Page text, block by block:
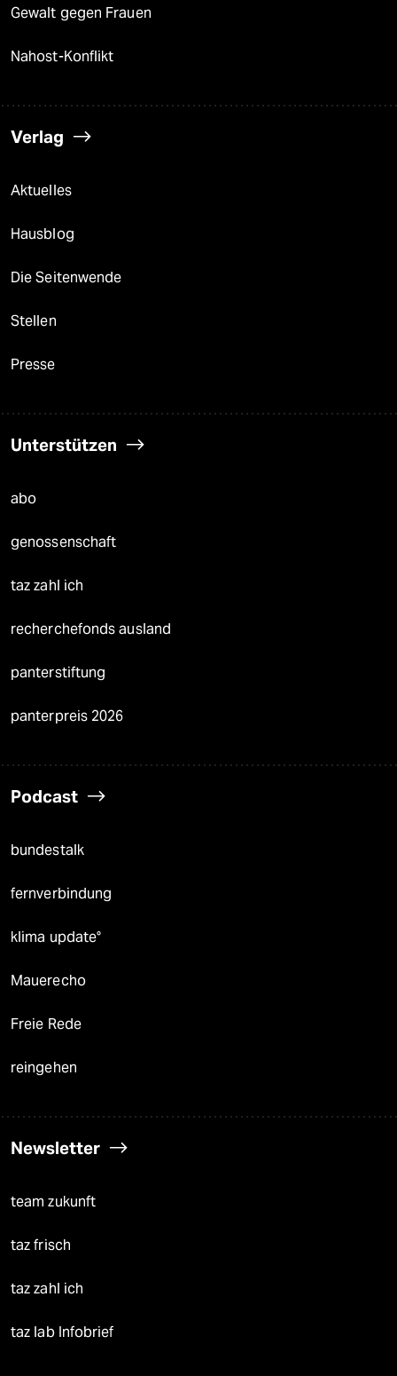
Gewalt gegen Frauen
Nahost-Konflikt
Verlag
Aktuelles
Hausblog
Die Seitenwende
Stellen
Presse
Unterstützen
abo
genossenschaft
taz zahl ich
recherchefonds ausland
panterstiftung
panterpreis 2026
Podcast
bundestalk
fernverbindung
klima update°
Mauerecho
Freie Rede
reingehen
Newsletter
team zukunft
taz frisch
taz zahl ich
taz lab Infobrief